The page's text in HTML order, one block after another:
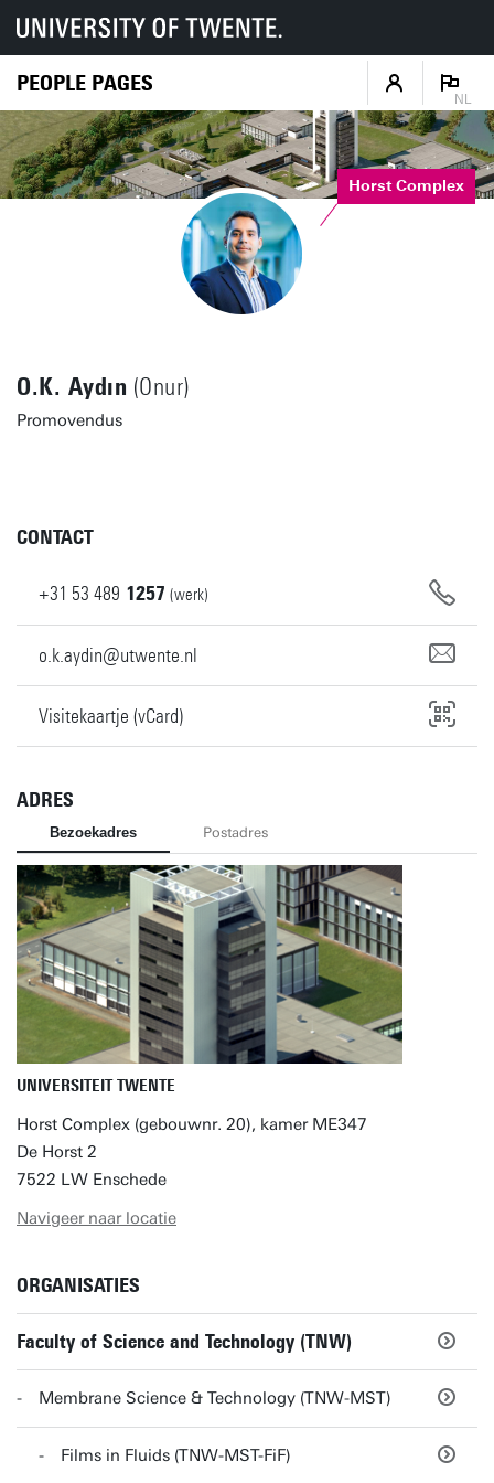
PEOPLE PAGES
NL
Horst Complex
O.K. Aydın (Onur)
Promovendus
CONTACT
+31 53 489 1257 (werk)
o.k.aydin@utwente.nl
Visitekaartje (vCard)
ADRES
Bezoekadres Postadres
UNIVERSITEIT TWENTE
Horst Complex (gebouwnr. 20), kamer ME347
De Horst 2
7522 LW Enschede
Navigeer naar locatie
ORGANISATIES
Faculty of Science and Technology (TNW)
Membrane Science & Technology (TNW-MST)
Films in Fluids (TNW-MST-FiF)